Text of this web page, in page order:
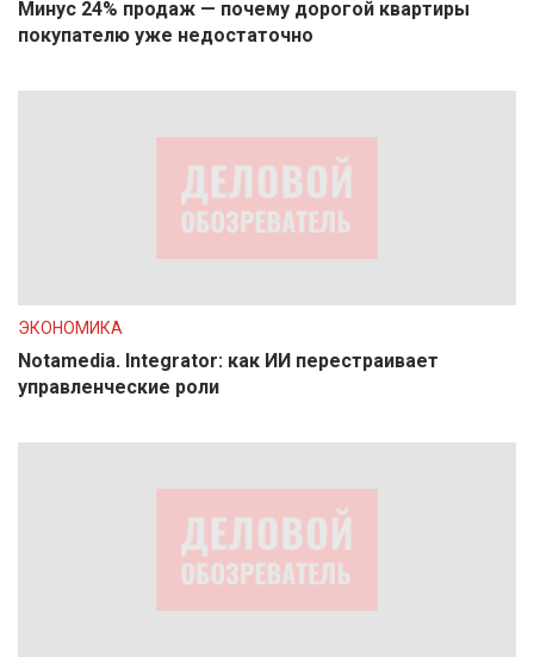
Минус 24% продаж — почему дорогой квартиры
покупателю уже недостаточно
ЭКОНОМИКА
Notamedia. Integrator: как ИИ перестраивает
управленческие роли